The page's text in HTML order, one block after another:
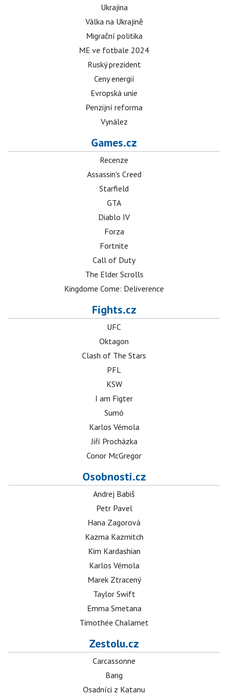
Ukrajina
Válka na Ukrajině
Migrační politika
ME ve fotbale 2024
Ruský prezident
Ceny energií
Evropská unie
Penzijní reforma
Vynález
Games.cz
Recenze
Assassin's Creed
Starfield
GTA
Diablo IV
Forza
Fortnite
Call of Duty
The Elder Scrolls
Kingdome Come: Deliverence
Fights.cz
UFC
Oktagon
Clash of The Stars
PFL
KSW
I am Figter
Sumó
Karlos Vémola
Jiří Procházka
Conor McGregor
Osobnosti.cz
Andrej Babiš
Petr Pavel
Hana Zagorová
Kazma Kazmitch
Kim Kardashian
Karlos Vémola
Marek Ztracený
Taylor Swift
Emma Smetana
Timothée Chalamet
Zestolu.cz
Carcassonne
Bang
Osadníci z Katanu